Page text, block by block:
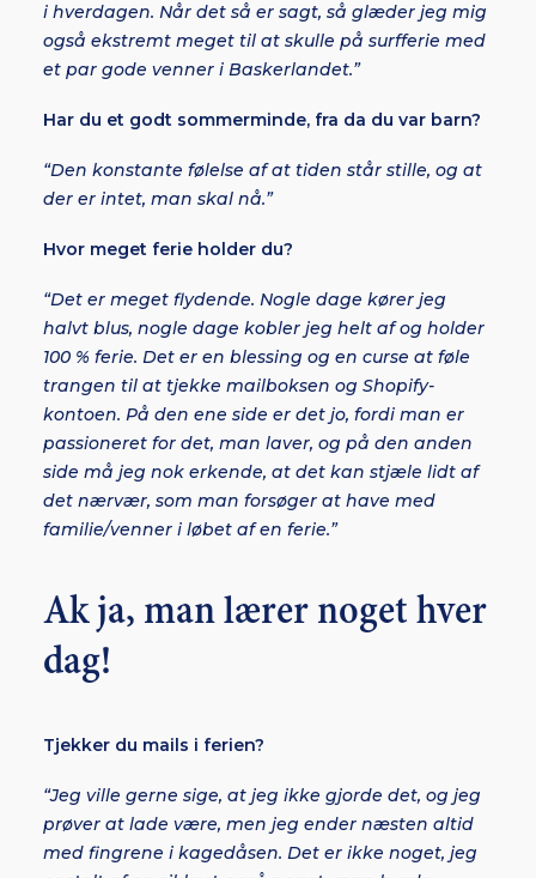
i hverdagen. Når det så er sagt, så glæder jeg mig
også ekstremt meget til at skulle på surfferie med
et par gode venner i Baskerlandet.”
Har du et godt sommerminde, fra da du var barn?
“Den konstante følelse af at tiden står stille, og at
der er intet, man skal nå.”
Hvor meget ferie holder du?
“Det er meget flydende. Nogle dage kører jeg
halvt blus, nogle dage kobler jeg helt af og holder
100 % ferie. Det er en blessing og en curse at føle
trangen til at tjekke mailboksen og Shopify-
kontoen. På den ene side er det jo, fordi man er
passioneret for det, man laver, og på den anden
side må jeg nok erkende, at det kan stjæle lidt af
det nærvær, som man forsøger at have med
familie/venner i løbet af en ferie.”
Ak ja, man lærer noget hver
dag!
Tjekker du mails i ferien?
“Jeg ville gerne sige, at jeg ikke gjorde det, og jeg
prøver at lade være, men jeg ender næsten altid
med fingrene i kagedåsen. Det er ikke noget, jeg